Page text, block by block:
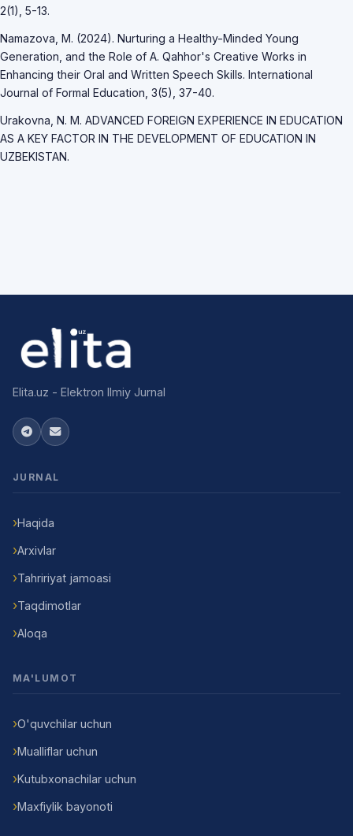
2(1), 5-13.
Namazova, M. (2024). Nurturing a Healthy-Minded Young
Generation, and the Role of A. Qahhor's Creative Works in
Enhancing their Oral and Written Speech Skills. International
Journal of Formal Education, 3(5), 37-40.
Urakovna, N. M. ADVANCED FOREIGN EXPERIENCE IN EDUCATION
AS A KEY FACTOR IN THE DEVELOPMENT OF EDUCATION IN
UZBEKISTAN.
Elita.uz - Elektron Ilmiy Jurnal
JURNAL
Haqida
Arxivlar
Tahririyat jamoasi
Taqdimotlar
Aloqa
MA'LUMOT
O'quvchilar uchun
Mualliflar uchun
Kutubxonachilar uchun
Maxfiylik bayonoti